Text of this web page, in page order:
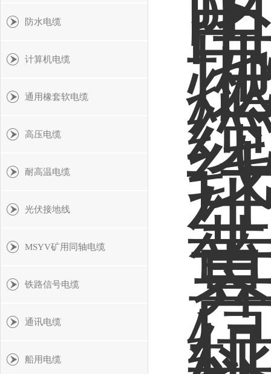
防水电缆
计算机电缆
通用橡套软电缆
高压电缆
耐高温电缆
光伏接地线
MSYV矿用同轴电缆
铁路信号电缆
通讯电缆
船用电缆